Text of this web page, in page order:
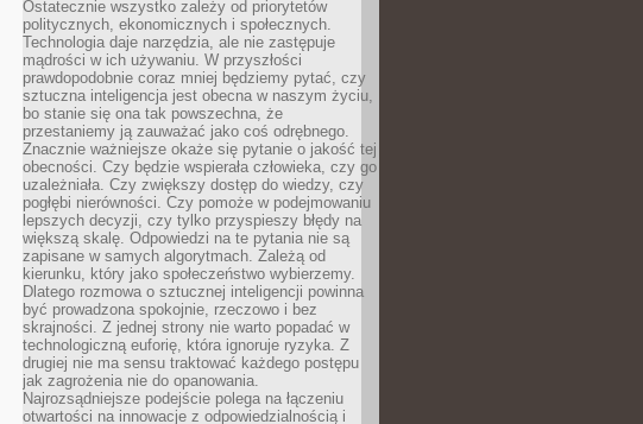
Ostatecznie wszystko zależy od priorytetów
politycznych, ekonomicznych i społecznych.
Technologia daje narzędzia, ale nie zastępuje
mądrości w ich używaniu. W przyszłości
prawdopodobnie coraz mniej będziemy pytać, czy
sztuczna inteligencja jest obecna w naszym życiu,
bo stanie się ona tak powszechna, że
przestaniemy ją zauważać jako coś odrębnego.
Znacznie ważniejsze okaże się pytanie o jakość tej
obecności. Czy będzie wspierała człowieka, czy go
uzależniała. Czy zwiększy dostęp do wiedzy, czy
pogłębi nierówności. Czy pomoże w podejmowaniu
lepszych decyzji, czy tylko przyspieszy błędy na
większą skalę. Odpowiedzi na te pytania nie są
zapisane w samych algorytmach. Zależą od
kierunku, który jako społeczeństwo wybierzemy.
Dlatego rozmowa o sztucznej inteligencji powinna
być prowadzona spokojnie, rzeczowo i bez
skrajności. Z jednej strony nie warto popadać w
technologiczną euforię, która ignoruje ryzyka. Z
drugiej nie ma sensu traktować każdego postępu
jak zagrożenia nie do opanowania.
Najrozsądniejsze podejście polega na łączeniu
otwartości na innowacje z odpowiedzialnością i